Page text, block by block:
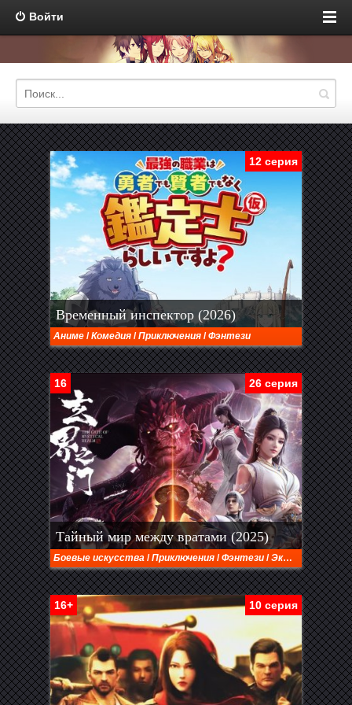
Войти
12 серия
Временный инспектор (2026)
Аниме /Комедия /Приключения /Фэнтези
26 серия
16
Тайный мир между вратами (2025)
Боевые искусства /Приключения /Фэнтези /Экшен
10 серия
16+